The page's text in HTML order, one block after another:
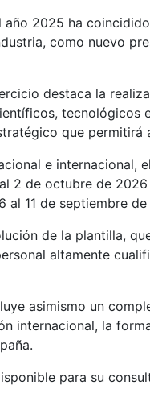
año 2025 ha
como nuevo
destaca la
tecnológicos
que
e internacional,
2 de octubre de
al 11 de septiembre
de la plantilla,
altamente
asimismo un
internacional, la
para su